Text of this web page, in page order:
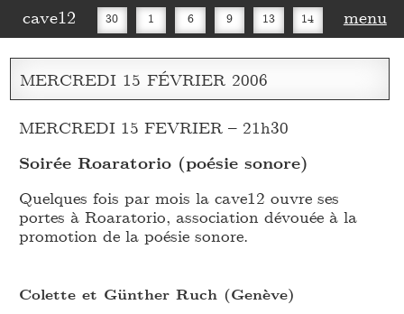
cave12 30 1 6 9 13 14
16 20 27 30
menu
MERCREDI 15 FÉVRIER 2006
MERCREDI 15 FEVRIER – 21h30
Soirée Roaratorio (poésie sonore)
Quelques fois par mois la cave12 ouvre ses
portes à Roaratorio, association dévouée à la
promotion de la poésie sonore.
Colette et Günther Ruch (Genève)